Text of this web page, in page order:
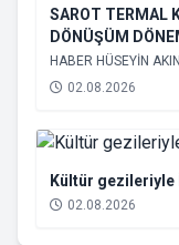
SAROT TERMAL
DÖNÜŞÜM
02.08.2026
Kültür
02.08.2026